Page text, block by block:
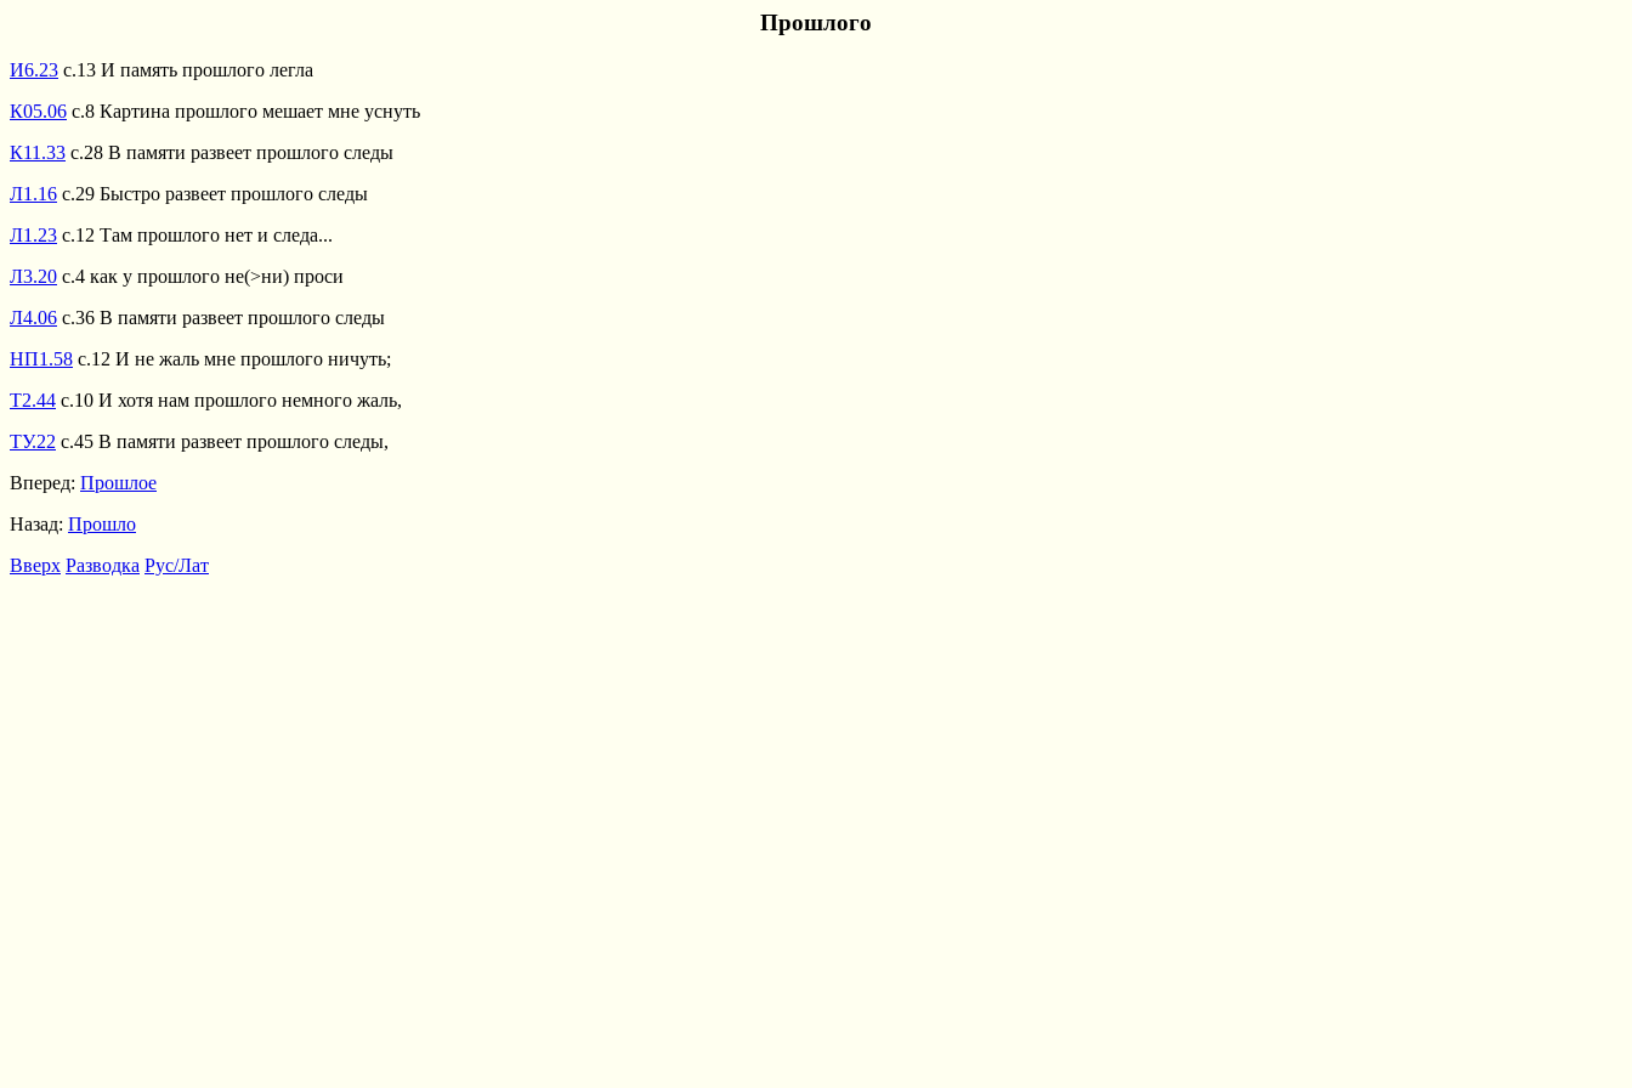
Прошлого
И6.23 с.13 И память прошлого легла
К05.06 с.8 Картина прошлого мешает мне уснуть
К11.33 с.28 В памяти развеет прошлого следы
Л1.16 с.29 Быстро развеет прошлого следы
Л1.23 с.12 Там прошлого нет и следа...
Л3.20 с.4 как у прошлого не(>ни) проси
Л4.06 с.36 В памяти развеет прошлого следы
НП1.58 с.12 И не жаль мне прошлого ничуть;
Т2.44 с.10 И хотя нам прошлого немного жаль,
ТУ.22 с.45 В памяти развеет прошлого следы,
Вперед: Прошлое
Назад: Прошло
Вверх Разводка Рус/Лат